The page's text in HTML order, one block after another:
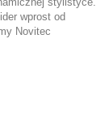
wprost od
Novitec